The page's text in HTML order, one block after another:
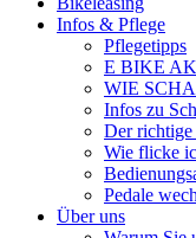
Infos & Pflege
Pflegetipps
E BIKE
WIE
Infos zu
Der
Wie flicke
Pedale
Über uns